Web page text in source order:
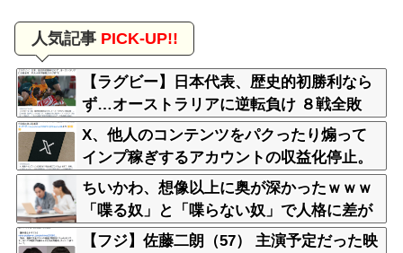
人気記事PICK-UP!!
【ラグビー】日本代表、歴史的初勝利なら
ず…オーストラリアに逆転負け ８戦全敗
X、他人のコンテンツをパクったり煽って
インプ稼ぎするアカウントの収益化停止。
今後はオリジナル重視
ちいかわ、想像以上に奥が深かったｗｗｗ
「喋る奴」と「喋らない奴」で人格に差が
ある模様
【フジ】佐藤二朗（57） 主演予定だった映